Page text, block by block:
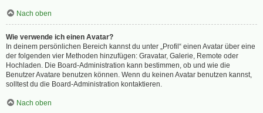
Nach oben
Wie verwende ich einen Avatar?
In deinem persönlichen Bereich kannst du unter „Profil“ einen Avatar über eine
der folgenden vier Methoden hinzufügen: Gravatar, Galerie, Remote oder
Hochladen. Die Board-Administration kann bestimmen, ob und wie die
Benutzer Avatare benutzen können. Wenn du keinen Avatar benutzen kannst,
solltest du die Board-Administration kontaktieren.
Nach oben